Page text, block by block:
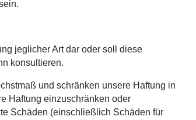
jeglicher Art dar oder soll diese
konsultieren.
und schränken unsere Haftung in
Haftung einzuschränken oder
Schäden (einschließlich Schäden für